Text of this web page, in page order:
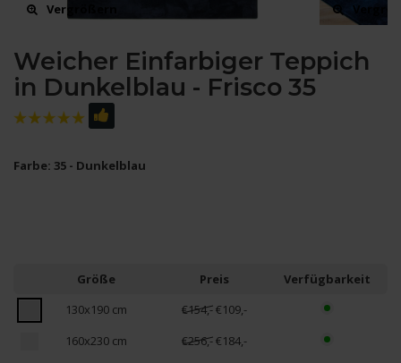
Vergrößern
Weicher Einfarbiger Teppich
in Dunkelblau - Frisco 35
Farbe: 35 - Dunkelblau
Größe Preis
Verfügbarkeit
130x190 cm
€154,-€109,-
160x230 cm
€256,-€184,-